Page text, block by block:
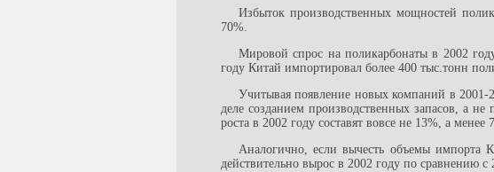
Избыток производственных мощностей
70%.
Мировой спрос на поликарбонаты в 2002
году Китай импортировал более 400 тыс.тонн
Учитывая появление новых компаний в 2001-
деле созданием производственных запасов, а
роста в 2002 году составят вовсе не 13%, а менее
Аналогично, если вычесть объемы импорта
действительно вырос в 2002 году по сравнению